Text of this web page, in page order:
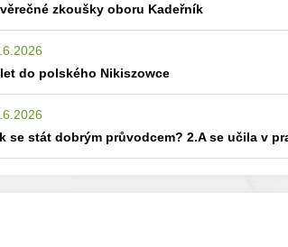
zkoušky oboru Kadeřník
do polského Nikiszowce
se stát dobrým průvodcem? 2.A se učila v